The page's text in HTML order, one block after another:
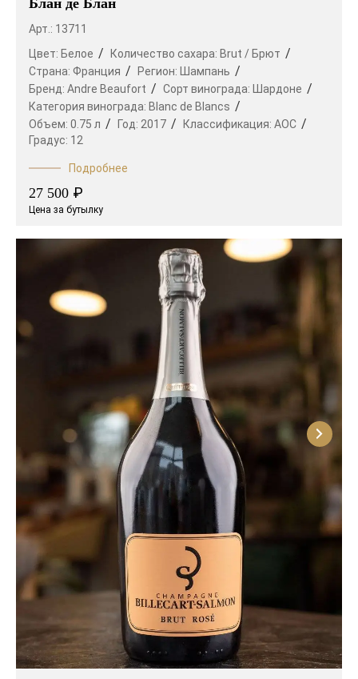
Арт.: 13711
Цвет: Белое Количество сахара: Brut / Брют
Страна: Франция Регион:
Шампань
Бренд: Andre Beaufort Сорт винограда:
Шардоне
Категория винограда: Blanc de Blancs
Объем: 0.75 л Год: 2017 Классификация: AOC
Градус: 12
Подробнее
27 500 ₽
Цена за бутылку